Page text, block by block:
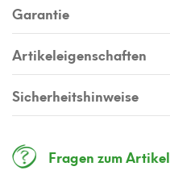
Garantie
Artikeleigenschaften
Sicherheitshinweise
Fragen zum Artikel